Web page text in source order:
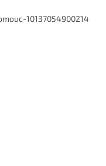
10137054900214